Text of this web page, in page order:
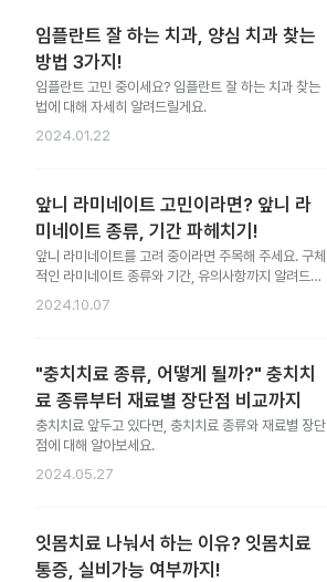
임플란트 잘 하는 치과, 양심 치과 찾는
방법 3가지!
임플란트 고민 중이세요? 임플란트 잘 하는 치과 찾는
법에 대해 자세히 알려드릴게요.
2024.01.22
앞니 라미네이트 고민이라면? 앞니 라
미네이트 종류, 기간 파헤치기!
앞니 라미네이트를 고려 중이라면 주목해 주세요. 구체
적인 라미네이트 종류와 기간, 유의사항까지 알려드릴
게요.
2024.10.07
"충치치료 종류, 어떻게 될까?" 충치치
료 종류부터 재료별 장단점 비교까지
충치치료 앞두고 있다면, 충치치료 종류와 재료별 장단
점에 대해 알아보세요.
2024.05.27
잇몸치료 나눠서 하는 이유? 잇몸치료
통증, 실비가능 여부까지!